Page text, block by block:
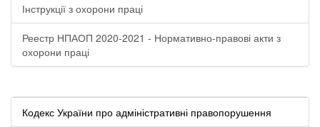
Інструкції з охорони праці
Реестр НПАОП 2020-2021 - Нормативно-правові акти з
охорони праці
Кодекс України про адміністративні правопорушення